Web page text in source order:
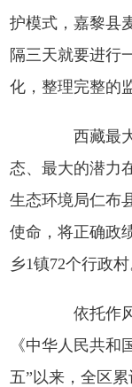
护模式，嘉黎县
隔三天就要进行
化，整理完整的
西藏最大
态、最大的潜力
生态环境局仁布
使命，将正确政
乡1镇72个行政村
依托作风
《中华人民共和
五”以来，全区